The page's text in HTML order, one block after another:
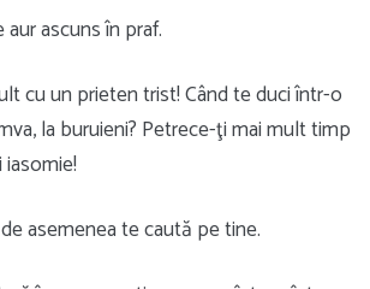
ascuns în praf.
cu un prieten trist! Când te duci într-o
la buruieni? Petrece-ţi mai mult timp
asemenea te caută pe tine.